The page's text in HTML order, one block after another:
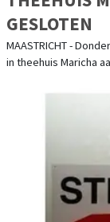
GESLOTEN
MAASTRICHT -
in theehuis Maricha